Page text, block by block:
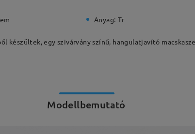
Anyag: Tr
készültek, egy szivárvány színű, hangulatjavító
Modellbemutató